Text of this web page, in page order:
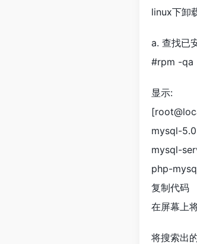
linux下卸
a. 查找已
#rpm -qa
显示:
mysql-
mysql-
php-
复制代码
在屏幕上
将搜索出